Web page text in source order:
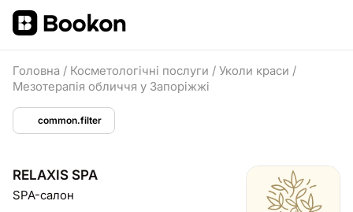
Головна / Косметологічні послуги / Уколи краси /
Мезотерапія обличчя у Запоріжжі
common.filter
RELAXIS SPA
SPA-салон